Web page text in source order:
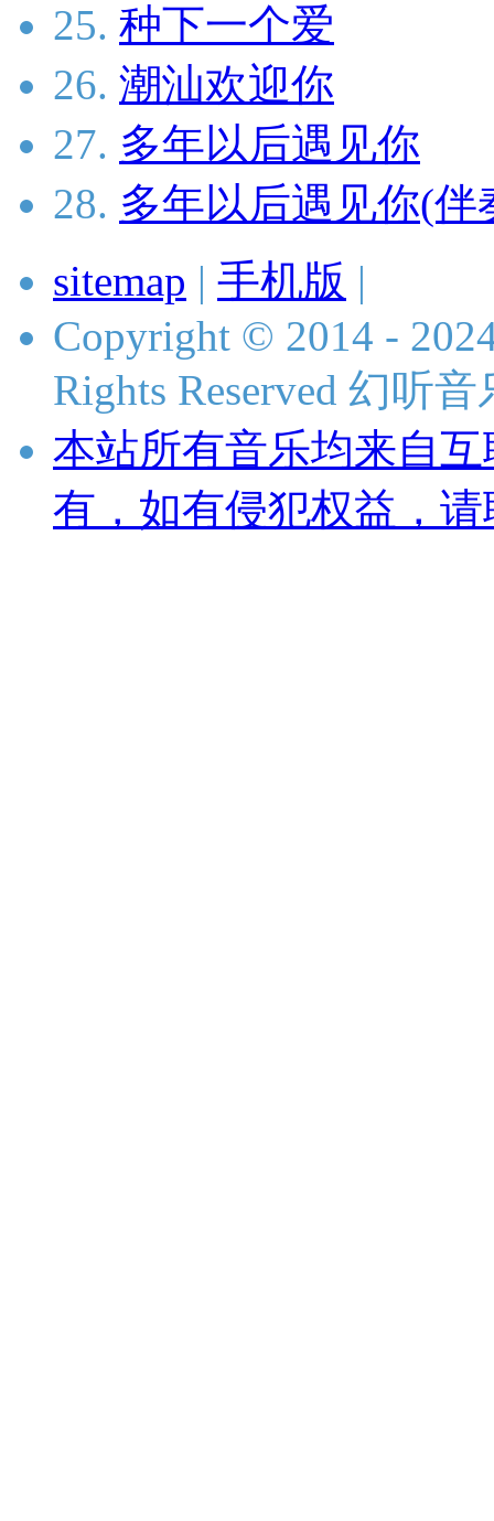
25. 种下一个爱
26. 潮汕欢迎你
27. 多年以后遇见你
28. 多年以后遇见你(伴
sitemap | 手机版 |
Copyright © 2014 -
Rights Reserved 幻听
本站所有音乐均来自
有，如有侵犯权益，